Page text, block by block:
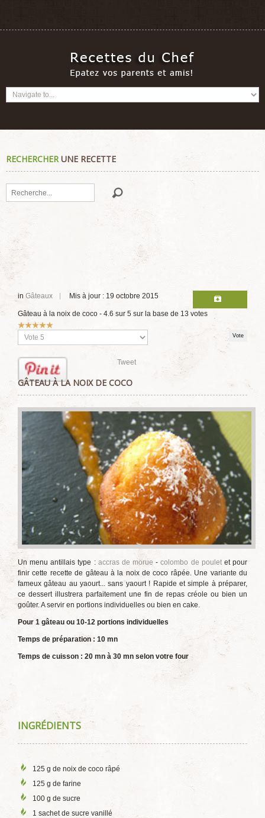
RECHERCHERUNE RECETTE
Rechercher
in Gâteaux Mis à jour : 19 octobre 2015
Gâteau à la noix de coco - 4.6 sur 5 sur la base de 13 votes
Vote
utilisateur:
Veuillez
voter
Tweet
GÂTEAU À LA NOIX DE COCO
Un menu antillais type : accras de morue -colombo de pouletet pour
finir cette recette de gâteau à la noix de coco râpée. Une variante du
fameux gâteau au yaourt... sans yaourt ! Rapide et simple à préparer,
ce dessert illustrera parfaitement une fin de repas créole ou bien un
goûter. A servir en portions individuelles ou bien en cake.
Pour 1 gâteau ou 10-12 portions individuelles
Temps de préparation : 10 mn
Temps de cuisson : 20 mn à 30 mn selon votre four
INGRÉDIENTS
125 g de noix de coco râpé
125 g de farine
100 g de sucre
1 sachet de sucre vanillé